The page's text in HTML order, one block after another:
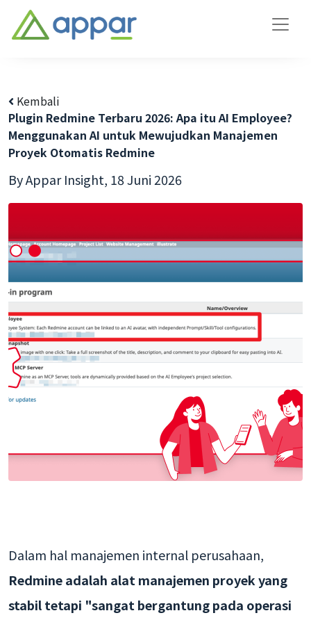
Kembali
Plugin Redmine Terbaru 2026: Apa itu AI Employee?
Menggunakan AI untuk Mewujudkan Manajemen
Proyek Otomatis Redmine
By Appar Insight, 18 Juni 2026
Dalam hal manajemen internal perusahaan,
Redmine adalah alat manajemen proyek yang
stabil tetapi "sangat bergantung pada operasi